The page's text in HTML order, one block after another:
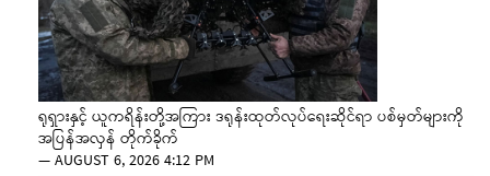
ရုရှားနှင့် ယူကရိန်းတို့အကြား ဒရုန်းထုတ်လုပ်ရေးဆိုင်ရာ ပစ်မှတ်များကို
အပြန်အလှန် တိုက်ခိုက်
—AUGUST 6, 2026 4:12 PM